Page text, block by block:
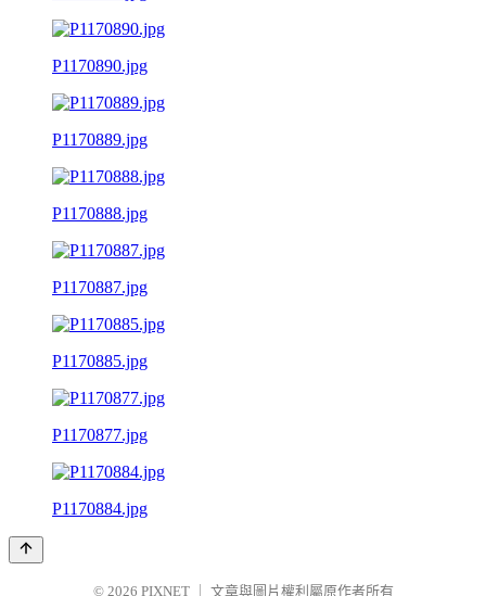
P1170890.jpg
P1170889.jpg
P1170888.jpg
P1170887.jpg
P1170885.jpg
P1170877.jpg
P1170884.jpg
© 2026 PIXNET 文章與圖片權利屬原作者所有